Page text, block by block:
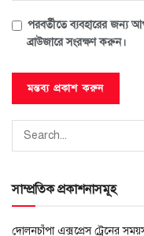
পরবর্তীতে ব্যবহারের জন্য
ব্রাউজারে সংরক্ষণ করুন।
সাম্প্রতিক প্রকাশনাসমূহ
দোলনচাঁপা এক্সপ্রেস ট্রেনের